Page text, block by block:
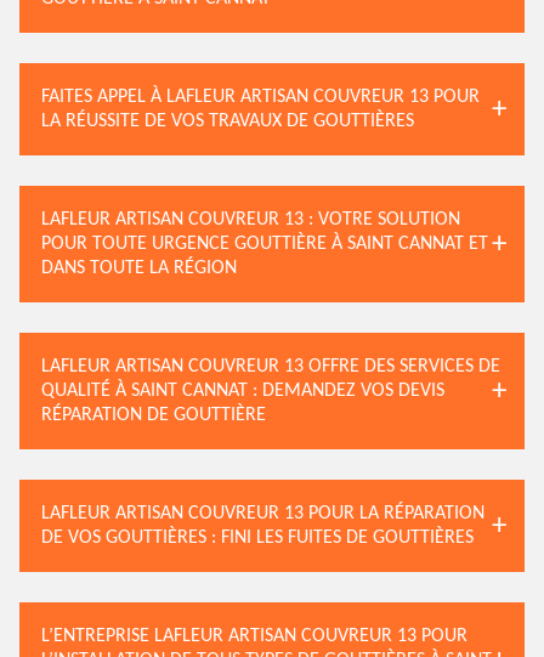
FAITES APPEL À LAFLEUR ARTISAN COUVREUR 13 POUR
LA RÉUSSITE DE VOS TRAVAUX DE GOUTTIÈRES
LAFLEUR ARTISAN COUVREUR 13 : VOTRE SOLUTION
POUR TOUTE URGENCE GOUTTIÈRE À SAINT CANNAT ET
DANS TOUTE LA RÉGION
LAFLEUR ARTISAN COUVREUR 13 OFFRE DES SERVICES DE
QUALITÉ À SAINT CANNAT : DEMANDEZ VOS DEVIS
RÉPARATION DE GOUTTIÈRE
LAFLEUR ARTISAN COUVREUR 13 POUR LA RÉPARATION
DE VOS GOUTTIÈRES : FINI LES FUITES DE GOUTTIÈRES
L’ENTREPRISE LAFLEUR ARTISAN COUVREUR 13 POUR